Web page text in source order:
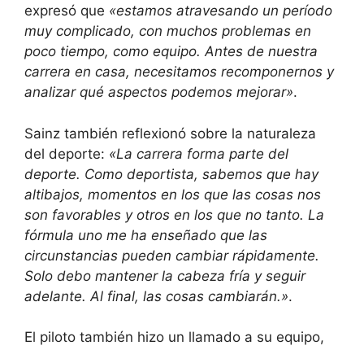
expresó que «estamos atravesando un período
muy complicado, con muchos problemas en
poco tiempo, como equipo. Antes de nuestra
carrera en casa, necesitamos recomponernos y
analizar qué aspectos podemos mejorar».
Sainz también reflexionó sobre la naturaleza
del deporte: «La carrera forma parte del
deporte. Como deportista, sabemos que hay
altibajos, momentos en los que las cosas nos
son favorables y otros en los que no tanto. La
fórmula uno me ha enseñado que las
circunstancias pueden cambiar rápidamente.
Solo debo mantener la cabeza fría y seguir
adelante. Al final, las cosas cambiarán.».
El piloto también hizo un llamado a su equipo,